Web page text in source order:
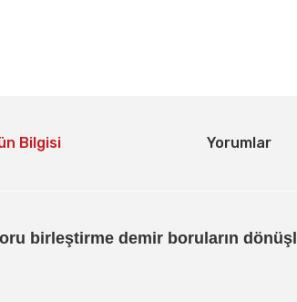
Bilgisi Yorumlar
birleştirme demir boruların